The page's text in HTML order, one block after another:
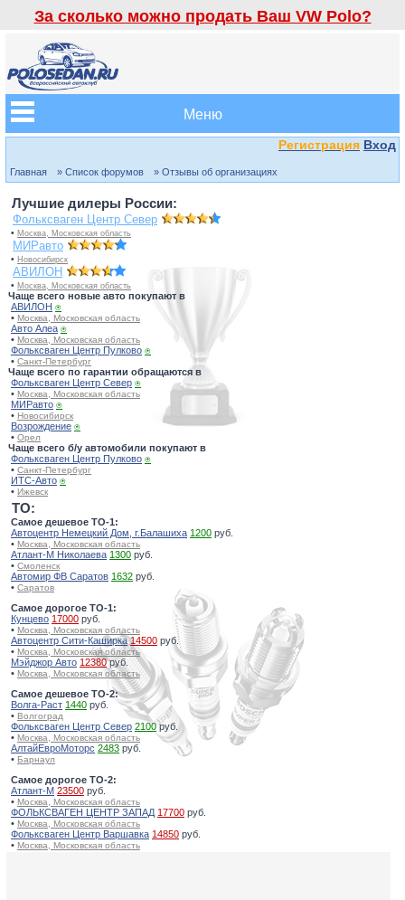
За сколько можно продать Ваш VW Polo?
Меню
Регистрация Вход
Главная » Список форумов » Отзывы об организациях
Лучшие дилеры России:
Фольксваген Центр Север
• Москва, Московская область
МИРавто
• Новосибирск
АВИЛОН
• Москва, Московская область
Чаще всего новые авто покупают в
АВИЛОН ⍟
• Москва, Московская область
Авто Алеа ⍟
• Москва, Московская область
Фольксваген Центр Пулково ⍟
• Санкт-Петербург
Чаще всего по гарантии обращаются в
Фольксваген Центр Север ⍟
• Москва, Московская область
МИРавто ⍟
• Новосибирск
Возрождение ⍟
• Орел
Чаще всего б/у автомобили покупают в
Фольксваген Центр Пулково ⍟
• Санкт-Петербург
ИТС-Авто ⍟
• Ижевск
TO:
Самое дешевое ТО-1:
Автоцентр Немецкий Дом, г.Балашиха 1200 руб.
• Москва, Московская область
Атлант-М Николаева 1300 руб.
• Смоленск
Автомир ФВ Саратов 1632 руб.
• Саратов
Самое дорогое ТО-1:
Кунцево 17000 руб.
• Москва, Московская область
Автоцентр Сити-Каширка 14500 руб.
• Москва, Московская область
Мэйджор Авто 12380руб.
• Москва, Московская область
Самое дешевое ТО-2:
Волга-Раст 1440 руб.
• Волгоград
Фольксваген Центр Север 2100руб.
• Москва, Московская область
АлтайЕвроМоторс 2483 руб.
• Барнаул
Самое дорогое ТО-2:
Атлант-М 23500 руб.
• Москва, Московская область
ФОЛЬКСВАГЕН ЦЕНТР ЗАПАД 17700 руб.
• Москва, Московская область
Фольксваген Центр Варшавка 14850 руб.
• Москва, Московская область